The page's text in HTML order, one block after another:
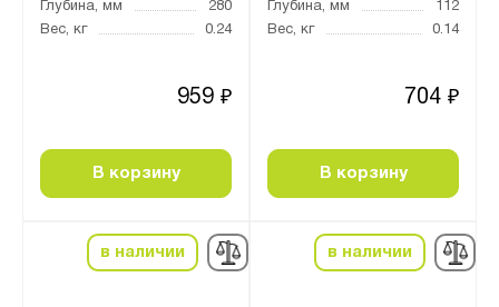
Глубина, мм
280
Вес, кг
0.24
959 ₽
В корзину
Глубина, мм
112
Вес, кг
0.14
704 ₽
В корзину
в наличии в наличии